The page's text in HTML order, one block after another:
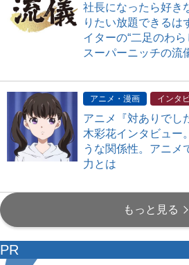
社長になったら好き
りたい放題できるは
イターの“二足のわら
スーパーニッチの流
アニメ・漫画 インタ
アニメ『対ありでし
木彩花インタビュー
うな関係性。アニメ
力とは
もっと見る
PR